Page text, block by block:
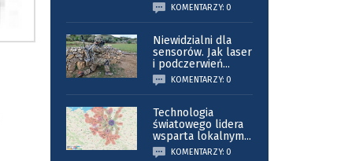
KOMENTARZY: 0
Niewidzialni dla
sensorów. Jak laser
i podczerwień...
KOMENTARZY: 0
Technologia
światowego lidera
wsparta lokalnym...
KOMENTARZY: 0